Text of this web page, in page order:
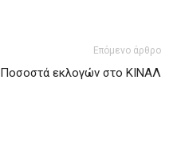
Επόμενο άρθρο
Ποσοστά εκλογών στο ΚΙΝΑΛ